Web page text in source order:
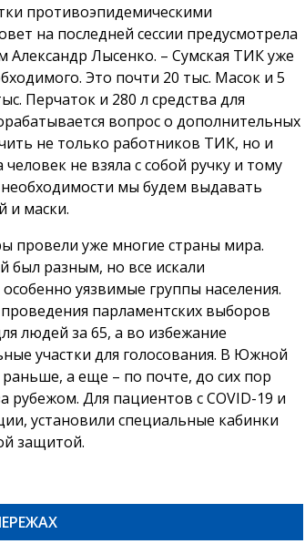
противоэпидемическими
на последней сессии предусмотрела
Александр Лысенко. – Сумская ТИК уже
Это почти 20 тыс. Масок и 5
Перчаток и 280 л средства для
вопрос о дополнительных
не только работников ТИК, но и
не взяла с собой ручку и тому
мы будем выдавать
и маски.
провели уже многие страны мира.
был разным, но все искали
уязвимые группы населения.
парламентских выборов
людей за 65, а во избежание
участки для голосования. В Южной
а еще – по почте, до сих пор
рубежом. Для пациентов с COVID-19 и
установили специальные кабинки
защитой.